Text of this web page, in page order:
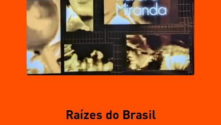
Raízes do Brasil